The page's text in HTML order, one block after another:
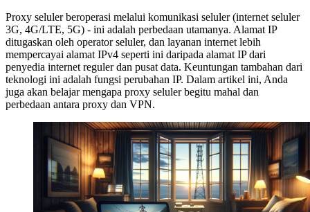
Proxy seluler beroperasi melalui komunikasi seluler (internet seluler
3G, 4G/LTE, 5G) - ini adalah perbedaan utamanya. Alamat IP
ditugaskan oleh operator seluler, dan layanan internet lebih
mempercayai alamat IPv4 seperti ini daripada alamat IP dari
penyedia internet reguler dan pusat data. Keuntungan tambahan dari
teknologi ini adalah fungsi perubahan IP. Dalam artikel ini, Anda
juga akan belajar mengapa proxy seluler begitu mahal dan
perbedaan antara proxy dan VPN.